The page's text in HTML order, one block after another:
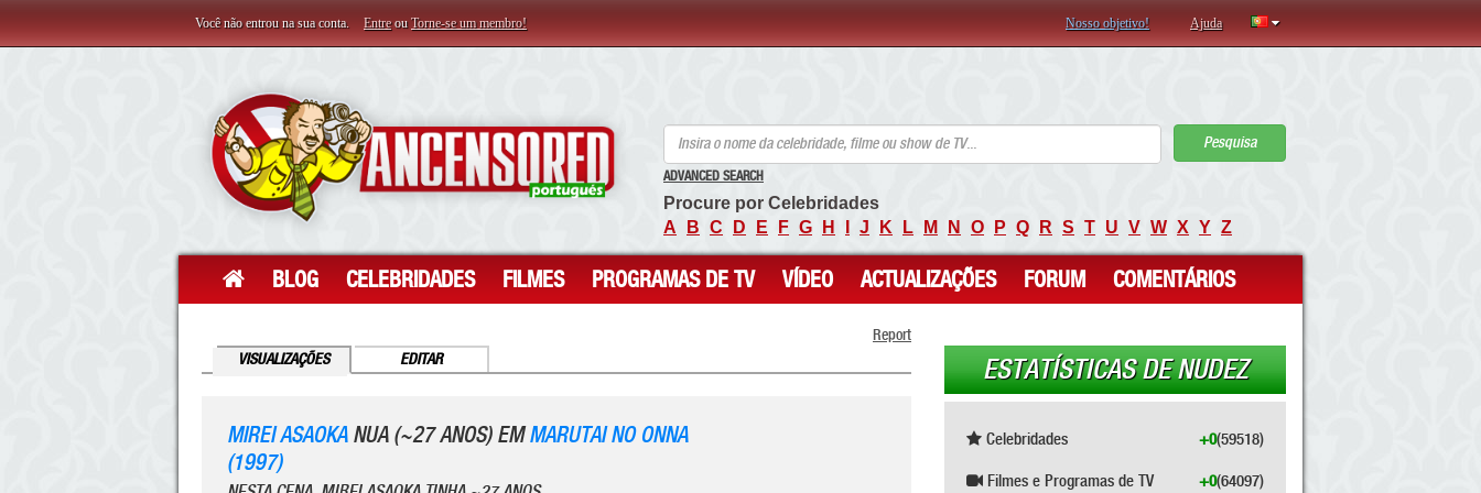
Você não entrou na sua conta. Entreou Torne-se um membro! Nosso objetivo! Ajuda
Pesquisa
ADVANCED SEARCH
Procure por Celebridades
A
B C D E F G H J K L M N O P Q R S T U V W X Y Z
BLOG CELEBRIDADES FILMES PROGRAMAS DE TV VÍDEO ACTUALIZAÇÕES FORUM COMENTÁRIOS
Report
VISUALIZAÇÕES EDITAR
MIREI ASAOKANUA (~27 ANOS) EMMARUTAI NO ONNA
(1997)
ESTATÍSTICAS DE NUDEZ
Celebridades (59518)
+0
Filmes e Programas de TV (64097)
+0